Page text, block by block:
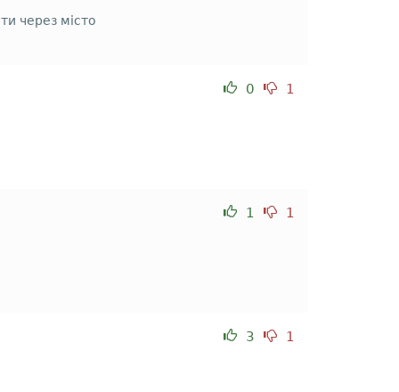
через місто
0 1
1 1
3 1